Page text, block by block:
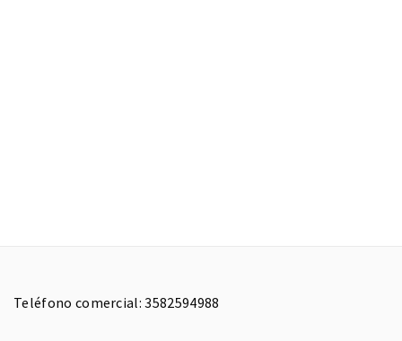
Teléfono comercial: 3582594988